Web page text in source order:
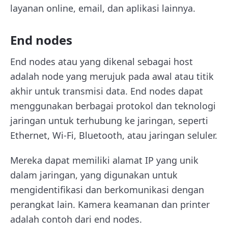
layanan online, email, dan aplikasi lainnya.
End nodes
End nodes atau yang dikenal sebagai host
adalah node yang merujuk pada awal atau titik
akhir untuk transmisi data. End nodes dapat
menggunakan berbagai protokol dan teknologi
jaringan untuk terhubung ke jaringan, seperti
Ethernet, Wi-Fi, Bluetooth, atau jaringan seluler.
Mereka dapat memiliki alamat IP yang unik
dalam jaringan, yang digunakan untuk
mengidentifikasi dan berkomunikasi dengan
perangkat lain. Kamera keamanan dan printer
adalah contoh dari end nodes.